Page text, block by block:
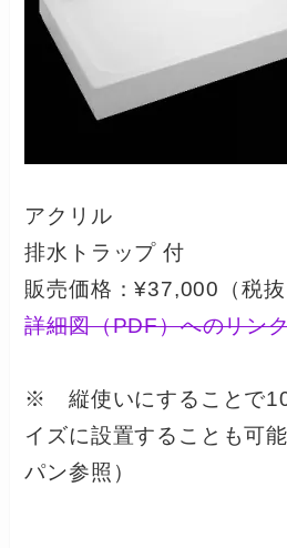
アクリル
排水トラップ 付
販売価格：¥37,000（税抜
詳細図（PDF）へのリン
※ 縦使いにすることで
イズに設置することも可
パン参照）